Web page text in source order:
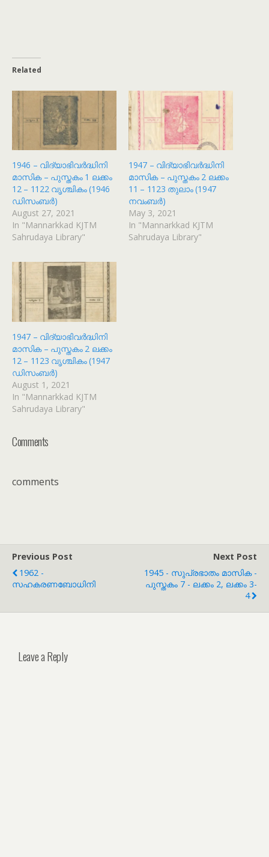
Related
1946 – വിദ്യാഭിവർദ്ധിനി
മാസിക – പുസ്തകം 1 ലക്കം
12 – 1122 വൃശ്ചികം (1946
ഡിസംബർ)
August 27, 2021
In "Mannarkkad KJTM
Sahrudaya Library"
1947 – വിദ്യാഭിവർദ്ധിനി
മാസിക – പുസ്തകം 2 ലക്കം
11 – 1123 തുലാം (1947
നവംബർ)
May 3, 2021
In "Mannarkkad KJTM
Sahrudaya Library"
1947 – വിദ്യാഭിവർദ്ധിനി
മാസിക – പുസ്തകം 2 ലക്കം
12 – 1123 വൃശ്ചികം (1947
ഡിസംബർ)
August 1, 2021
In "Mannarkkad KJTM
Sahrudaya Library"
Comments
comments
Previous Post
1962 -
സഹകരണബോധിനി
Next Post
1945 - സുപ്രഭാതം മാസിക -
പുസ്തകം 7 - ലക്കം 2, ലക്കം 3-
4
Leave a Reply